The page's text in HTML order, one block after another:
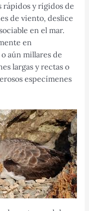
rápidos y rígidos de
de viento, deslice
en el mar.
en
aún millares de
largas y rectas o
especímenes